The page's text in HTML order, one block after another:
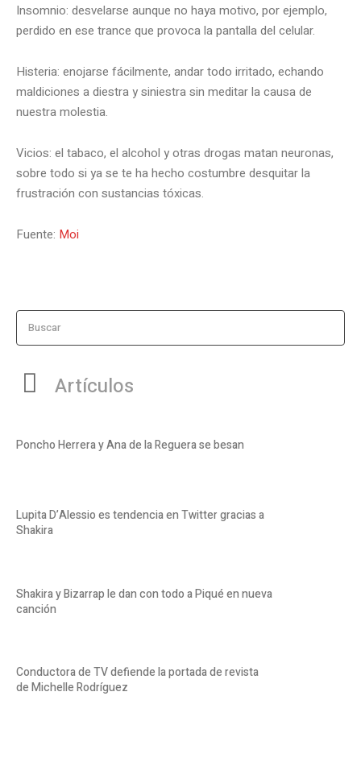
Insomnio: desvelarse aunque no haya motivo, por ejemplo,
perdido en ese trance que provoca la pantalla del celular.
Histeria: enojarse fácilmente, andar todo irritado, echando
maldiciones a diestra y siniestra sin meditar la causa de
nuestra molestia.
Vicios: el tabaco, el alcohol y otras drogas matan neuronas,
sobre todo si ya se te ha hecho costumbre desquitar la
frustración con sustancias tóxicas.
Fuente: Moi
Buscar
Artículos
Poncho Herrera y Ana de la Reguera se besan
Lupita D’Alessio es tendencia en Twitter gracias a
Shakira
Shakira y Bizarrap le dan con todo a Piqué en nueva
canción
Conductora de TV defiende la portada de revista
de Michelle Rodríguez